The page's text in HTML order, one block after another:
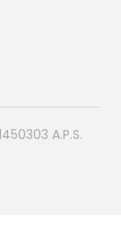
A.P.S.